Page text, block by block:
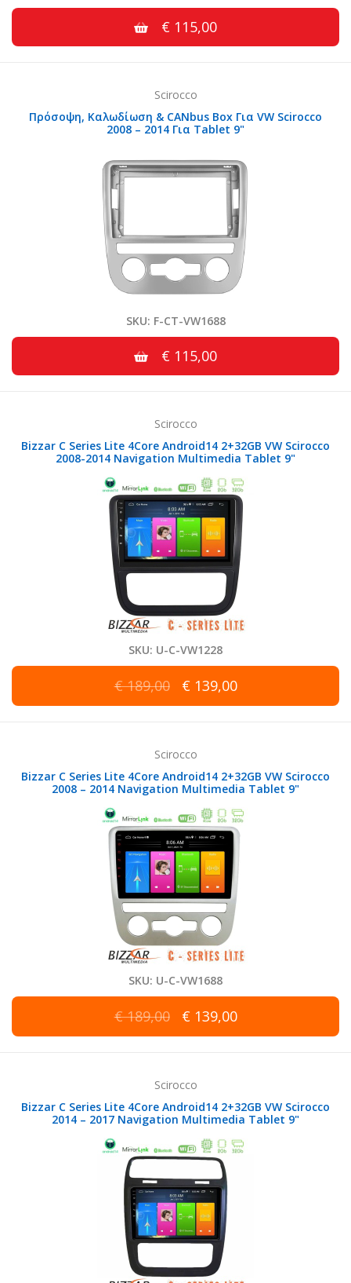
€ 115,00
Scirocco
Πρόσοψη, Καλωδίωση & CANbus Box Για VW Scirocco
2008 – 2014 Για Tablet 9"
SKU: F-CT-VW1688
€ 115,00
Scirocco
Bizzar C Series Lite 4Core Android14 2+32GB VW Scirocco
2008-2014 Navigation Multimedia Tablet 9"
SKU: U-C-VW1228
€ 189,00 € 139,00
Scirocco
Bizzar C Series Lite 4Core Android14 2+32GB VW Scirocco
2008 – 2014 Navigation Multimedia Tablet 9"
SKU: U-C-VW1688
€ 189,00 € 139,00
Scirocco
Bizzar C Series Lite 4Core Android14 2+32GB VW Scirocco
2014 – 2017 Navigation Multimedia Tablet 9"